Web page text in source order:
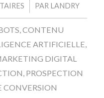
PAR LANDRY
,CONTENU
ARTIFICIELLE,
DIGITAL
, PROSPECTION
CONVERSION